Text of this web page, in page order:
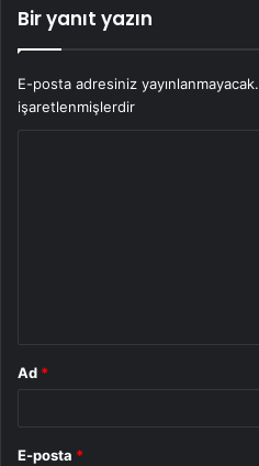
Bir yanıt yazın
E-posta adresiniz yayınlanmayacak.
işaretlenmişlerdir
Ad *
E-posta *